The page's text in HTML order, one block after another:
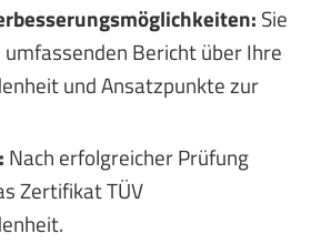
Sie
Bericht über Ihre
und Ansatzpunkte zur
Nach erfolgreicher Prüfung
Zertifikat TÜV